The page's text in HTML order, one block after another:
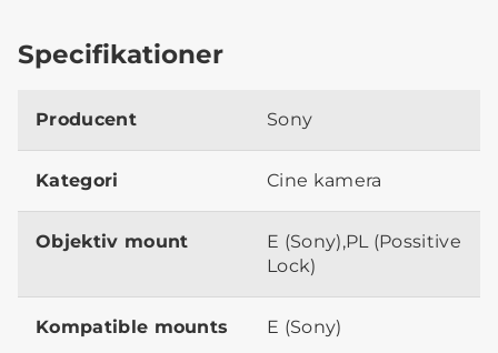
Specifikationer
Producent Sony
Kategori Cine kamera
Objektiv mount
E (Sony),PL (Possitive
Lock)
Kompatible mounts E (Sony)